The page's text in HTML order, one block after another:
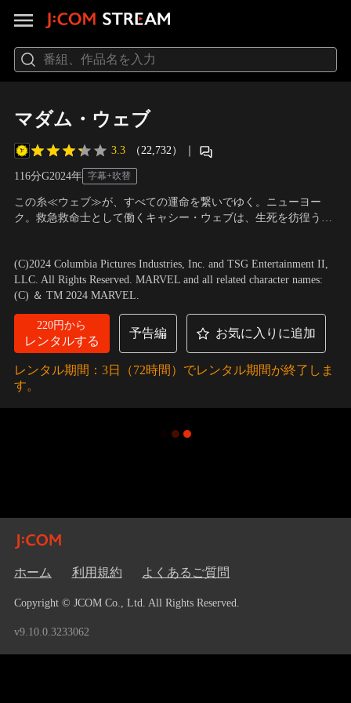
マダム・ウェブ
3.3 （22,732） ｜
116分G2024年 字幕+吹替
この糸≪ウェブ≫が、すべての運命を繋いでゆく。ニューヨー
ク。救急救命士として働くキャシー・ウェブは、生死を彷徨う大
たちが、黒いマスクの男に殺される悪夢のようなビジョンを見て
しまい、少女たちを助けることを決意。
ン
(C)2024 Columbia Pictures Industries, Inc. and TSG Entertainment II,
LLC. All Rights Reserved. MARVEL and all related character names:
(C) ＆ TM 2024 MARVEL.
220円から
レンタルする
予告編 お気に入りに追加
レンタル期間：3日（72時間）でレンタル期間が終了しま
す。
ホーム 利用規約 よくあるご質問
Copyright © JCOM Co., Ltd. All Rights Reserved.
v9.10.0.3233062